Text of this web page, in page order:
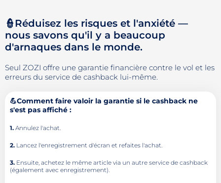
👮Réduisez les risques et l'anxiété —
nous savons qu'il y a beaucoup
d'arnaques dans le monde.
Seul ZOZI offre une garantie financière contre le vol et les
erreurs du service de cashback lui-même.
💪Comment faire valoir la garantie si le cashback ne
s'est pas affiché :
1. Annulez l'achat.
2. Lancez l'enregistrement d'écran et refaites l'achat.
3. Ensuite, achetez le même article via un autre service de cashback
(également avec enregistrement).